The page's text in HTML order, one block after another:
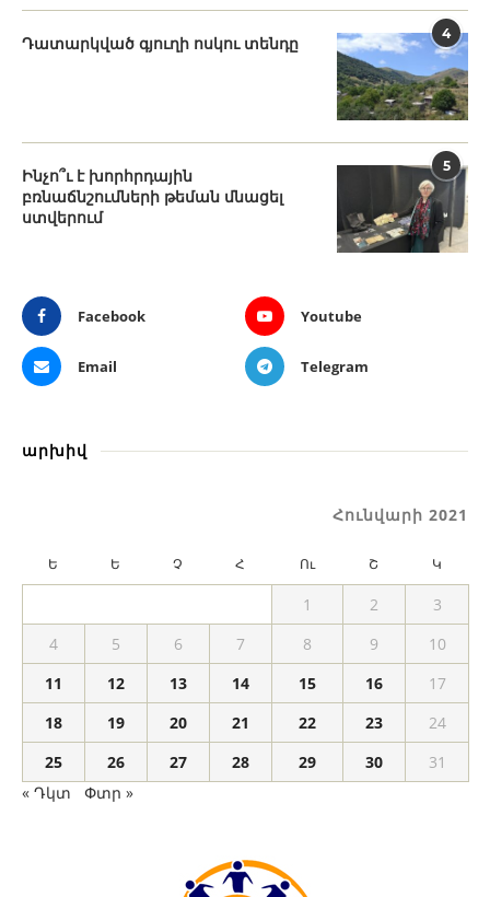
4
Դատարկված գյուղի ոսկու տենդը
5
Ինչո՞ւ է խորհրդային
բռնաճնշումների թեման մնացել
ստվերում
Facebook Youtube
Email Telegram
արխիվ
Հունվարի 2021
Ե Ե Չ Հ Ու Շ Կ
1 2
3
4
5 6 7 8 9
10
11
12 13 14 15 16
17
18
19 20 21 22 23
24
25
26 27 28 29 30
31
« Դկտ
Փտր »